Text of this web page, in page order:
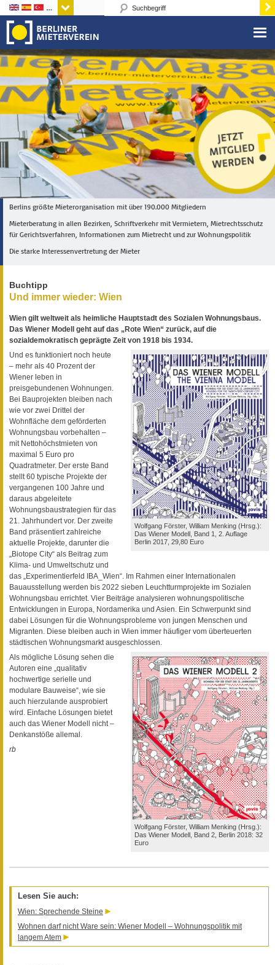
Sprachen
Berlins größte Mieterorganisation mit über 190.000 Mitgliedern
Mieterberatung in allen Bezirken, Schriftverkehr mit Vermietern, Mietrechtsschutz
für Gerichtsverfahren, Informationen zum Mietrecht und zur Wohnungspolitik
Die starke Interessenvertretung der Mieter
Buchtipp
Und immer wieder: Wien
Wien gilt weltweit als heimliche Hauptstadt des Sozialen Wohnungsbaus.
Das Wiener Modell geht auf das „Rote Wien“ zurück, auf die
sozialdemokratisch geprägte Zeit von 1918 bis 1934.
Wolfgang Förster, William Menking (Hrsg.):
Das Wiener Modell, Band 1, 2. Auflage
Berlin 2017, 29,80 Euro
Und es funktioniert noch heute
– mehr als 40 Prozent der
Wiener leben in
preisgebundenen Wohnungen.
Bei Bauprojekten bleiben nach
wie vor zwei Drittel der
Wohnfläche dem geförderten
Wohnungsbau vorbehalten –
mit Nettohöchstmieten von
maximal 5 Euro pro
Quadratmeter. Der erste Band
stellt 60 typische Projekte der
vergangenen 100 Jahre und
daraus abgeleitete
Wohnungsbaustrategien für das
21. Jahrhundert vor. Der zweite
Band präsentiert zahlreiche
aktuelle Projekte, darunter die
„Biotope City“ als Beitrag zum
Klima- und Umweltschutz und
das „Experimentierfeld IBA_Wien“. Im Rahmen einer Internationalen
Bauausstellung werden bis 2022 sieben Leuchtturmprojekte im Sozialen
Wohnungsbau errichtet. Vier Beiträge analysieren wohnungspolitische
Entwicklungen in Europa, Nordamerika und Asien. Ein Schwerpunkt sind
dabei Lösungen für die Wohnungsprobleme von jungen Menschen und
Migranten. Diese bleiben auch in Wien immer häufiger vom überteuerten
städtischen Wohnungsmarkt ausgeschlossen.
Wolfgang Förster, William Menking (Hrsg.):
Das Wiener Modell, Band 2, Berlin 2018: 32
Euro
Als mögliche Lösung sehen die
Autoren eine „qualitativ
hochwertige serielle und
modulare Bauweise“, wie sie
auch hierzulande ausprobiert
wird. Einfache Lösungen bietet
auch das Wiener Modell nicht –
Denkanstöße allemal.
rb
Lesen Sie auch:
Wien: Sprechende Steine
Wohnen darf nicht Ware sein: Wiener Modell – Wohnungspolitik mit
langem Atem